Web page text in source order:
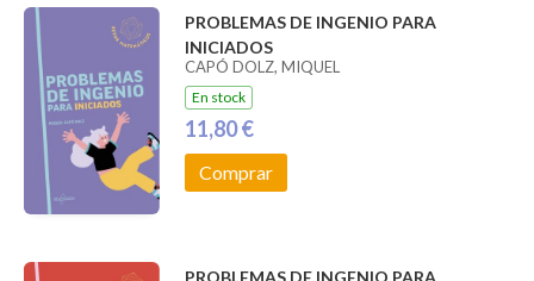
PROBLEMAS DE INGENIO PARA
INICIADOS
CAPÓ DOLZ, MIQUEL
En stock
11,80 €
Comprar